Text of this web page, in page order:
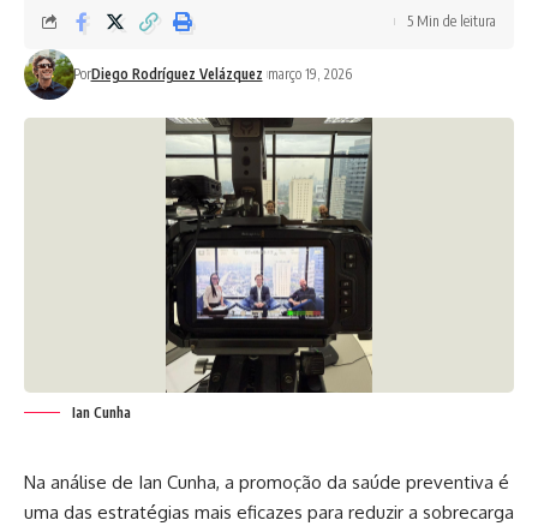
PorDiego Rodríguez Velázquez março 19, 2026
5 Min de leitura
Ian Cunha
Na análise de Ian Cunha, a promoção da saúde preventiva é
uma das estratégias mais eficazes para reduzir a sobrecarga